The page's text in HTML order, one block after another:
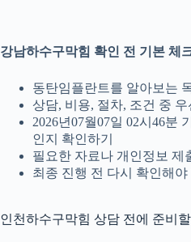
강남하수구막힘 확인 전 기본 체
동탄임플란트를 알아보는
상담, 비용, 절차, 조건 중 우
2026년07월07일 02시46분
인지 확인하기
필요한 자료나 개인정보 제
최종 진행 전 다시 확인해야
인천하수구막힘 상담 전에 준비